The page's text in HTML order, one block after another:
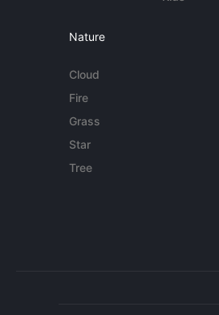
Nature
Cloud
Fire
Grass
Star
Tree